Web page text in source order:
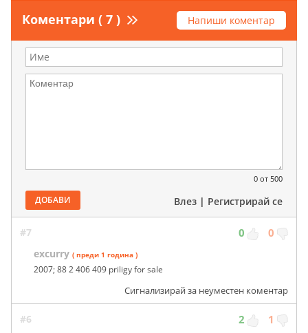
Коментари ( 7 ) Напиши коментар
0 от 500
ДОБАВИ Влез | Регистрирай се
#7 0 0
excurry ( преди 1 година )
2007; 88 2 406 409 priligy for sale
Сигнализирай за неуместен коментар
#6 2 1